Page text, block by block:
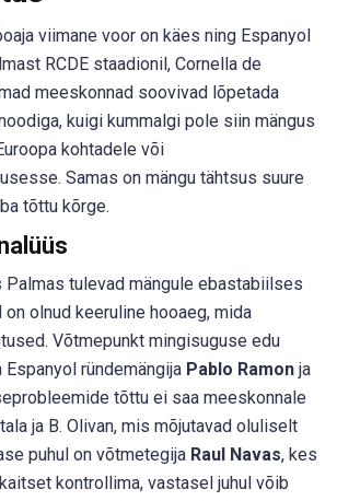
viimane voor on käes ning Espanyol
RCDE staadionil, Cornella de
meeskonnad soovivad lõpetada
kuigi kummalgi pole siin mängus
kohtadele või
Samas on mängu tähtsus suure
tõttu kõrge.
Palmas tulevad mängule ebastabiilses
olnud keeruline hooaeg, mida
Võtmepunkt mingisuguse edu
ründemängija Pablo Ramon ja
tõttu ei saa meeskonnale
ja B. Olivan, mis mõjutavad oluliselt
puhul on võtmetegija Raul Navas, kes
kontrollima, vastasel juhul võib